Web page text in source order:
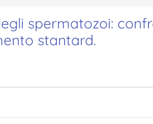
spermatozoi:
stantard.